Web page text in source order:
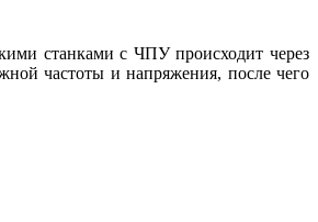
станками с ЧПУ происходит через
частоты и напряжения, после чего